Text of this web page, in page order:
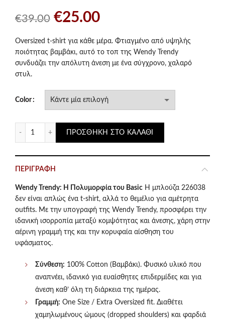
€39.00 Original
price
was:
€25.00Η
τρέχουσα
τιμή
€25.00.
Oversized t-shirt για κάθε μέρα. Φτιαγμένο από υψηλής
ποιότητας βαμβάκι, αυτό το τοπ της Wendy Trendy
συνδυάζει την απόλυτη άνεση με ένα σύγχρονο, χαλαρό
στυλ.
Color
Wendy Trendy Oversized Cotton T-Shirt – 5 Χρώματα
ΠΡΟΣΘΉΚΗ ΣΤΟ ΚΑΛΆΘΙ
ΠΕΡΙΓΡΑΦΉ
Wendy Trendy: Η Πολυμορφία του Basic Η μπλούζα 226038
δεν είναι απλώς ένα t-shirt, αλλά το θεμέλιο για αμέτρητα
outfits. Με την υπογραφή της Wendy Trendy, προσφέρει την
ιδανική ισορροπία μεταξύ κομψότητας και άνεσης, χάρη στην
αέρινη γραμμή της και την κορυφαία αίσθηση του
υφάσματος.
Σύνθεση: 100% Cotton (Βαμβάκι). Φυσικό υλικό που
αναπνέει, ιδανικό για ευαίσθητες επιδερμίδες και για
άνεση καθ’ όλη τη διάρκεια της ημέρας.
Γραμμή: One Size / Extra Oversized fit. Διαθέτει
χαμηλωμένους ώμους (dropped shoulders) και φαρδιά